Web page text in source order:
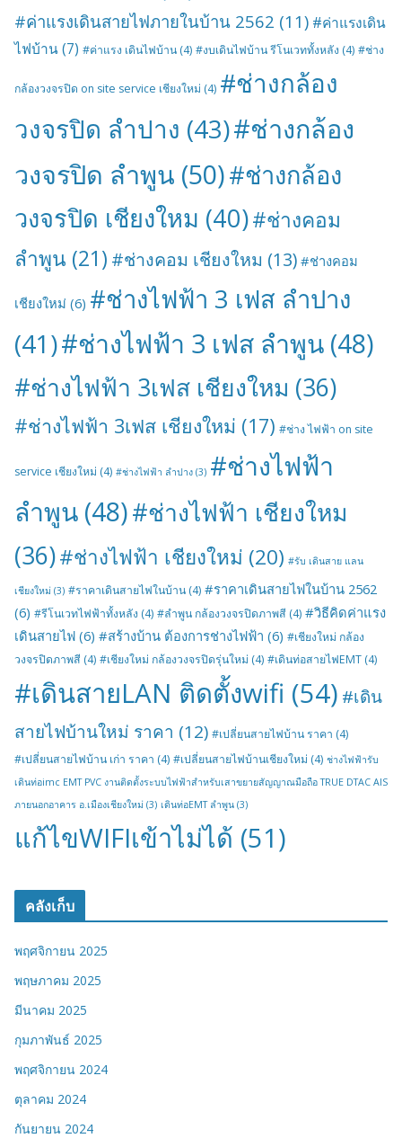
#ค่าแรงเดินสายไฟภายในบ้าน 2562 (11) #ค่าแรงเดิน
ไฟบ้าน(7) #ค่าแรง เดินไฟบ้าน (4) #งบเดินไฟบ้าน รีโนเวททั้งหลัง (4) #ช่าง
กล้องวงจรปิด on site service เชียงใหม่ (4) #ช่างกล้อง
วงจรปิด ลำปาง (43)#ช่างกล้อง
วงจรปิด ลำพูน (50)#ช่างกล้อง
วงจรปิด เชียงใหม (40)#ช่างคอม
ลำพูน (21) #ช่างคอม เชียงใหม (13) #ช่างคอม
เชียงใหม่ (6) #ช่างไฟฟ้า 3 เฟส ลำปาง
(41)#ช่างไฟฟ้า 3 เฟส ลำพูน (48)
#ช่างไฟฟ้า 3เฟส เชียงใหม (36)
#ช่างไฟฟ้า 3เฟส เชียงใหม่ (17) #ช่าง ไฟฟ้า on site
service เชียงใหม่ (4) #ช่างไฟฟ้า ลำปาง (3) #ช่างไฟฟ้า
ลำพูน (48)#ช่างไฟฟ้า เชียงใหม
(36)#ช่างไฟฟ้า เชียงใหม่ (20) #รับ เดินสาย แลน
เชียงใหม่ (3) #ราคาเดินสายไฟในบ้าน (4) #ราคาเดินสายไฟในบ้าน 2562
(6) #รีโนเวทไฟฟ้าทั้งหลัง (4) #ลำพูน กล้องวงจรปิดภาพสี (4) #วิธีคิดค่าแรง
เดินสายไฟ (6) #สร้างบ้าน ต้องการช่างไฟฟ้า (6) #เชียงใหม่ กล้อง
วงจรปิดภาพสี (4) #เชียงใหม่ กล้องวงจรปิดรุ่นใหม่ (4) #เดินท่อสายไฟEMT (4)
#เดินสายLAN ติดตั้งwifi (54) #เดิน
สายไฟบ้านใหม่ ราคา (12) #เปลี่ยนสายไฟบ้าน ราคา (4)
#เปลี่ยนสายไฟบ้าน เก่า ราคา (4) #เปลี่ยนสายไฟบ้านเชียงใหม่ (4) ช่างไฟฟ้ารับ
เดินท่อimc EMT PVC งานติดตั้งระบบไฟฟ้าสำหรับเสาขยายสัญญาณมือถือ TRUE DTAC AIS
ภายนอกอาคาร อ.เมืองเชียงใหม่ (3) เดินท่อEMT ลำพูน (3)
แก้ไขWIFIเข้าไม่ได้ (51)
คลังเก็บ
พฤศจิกายน 2025
พฤษภาคม 2025
มีนาคม 2025
กุมภาพันธ์ 2025
พฤศจิกายน 2024
ตุลาคม 2024
กันยายน 2024